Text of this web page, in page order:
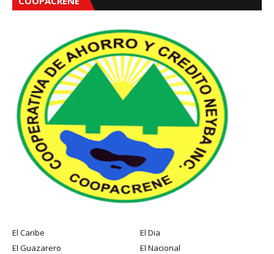
El Caribe
El Dia
El Guazarero
El Nacional